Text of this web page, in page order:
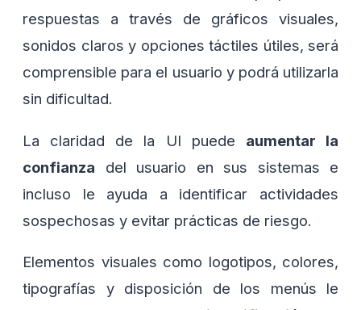
respuestas a través de gráficos visuales,
sonidos claros y opciones táctiles útiles, será
comprensible para el usuario y podrá utilizarla
sin dificultad.
La claridad de la UI puede aumentar la
confianza del usuario en sus sistemas e
incluso le ayuda a identificar actividades
sospechosas y evitar prácticas de riesgo.
Elementos visuales como logotipos, colores,
tipografías y disposición de los menús le